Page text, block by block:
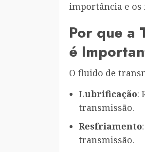
importância e os
Por que a
é
O fluido de
Lubrificação:
transmissão.
Resfriamento
transmissão.